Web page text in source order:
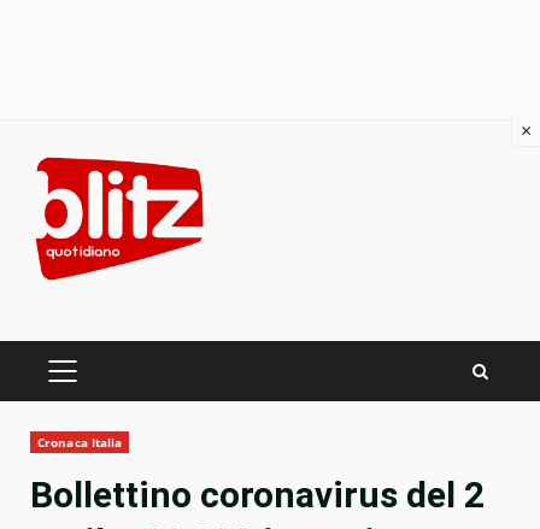
content
PRIMARY
Cronaca Italia
Bollettino coronavirus del 2
×